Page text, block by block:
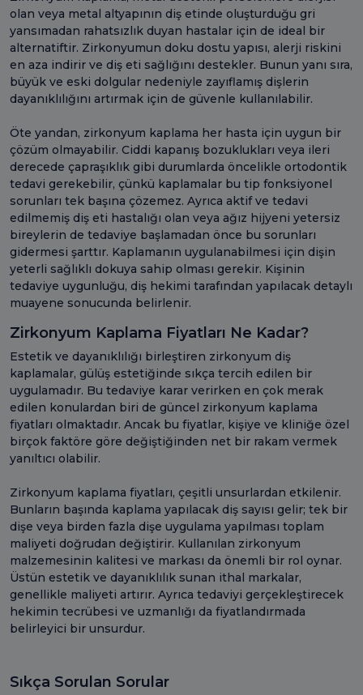
olan veya metal altyapının diş etinde oluşturduğu gri
yansımadan rahatsızlık duyan hastalar için de ideal bir
alternatiftir. Zirkonyumun doku dostu yapısı, alerji riskini
en aza indirir ve diş eti sağlığını destekler. Bunun yanı sıra,
büyük ve eski dolgular nedeniyle zayıflamış dişlerin
dayanıklılığını artırmak için de güvenle kullanılabilir.
Öte yandan, zirkonyum kaplama her hasta için uygun bir
çözüm olmayabilir. Ciddi kapanış bozuklukları veya ileri
derecede çapraşıklık gibi durumlarda öncelikle ortodontik
tedavi gerekebilir, çünkü kaplamalar bu tip fonksiyonel
sorunları tek başına çözemez. Ayrıca aktif ve tedavi
edilmemiş diş eti hastalığı olan veya ağız hijyeni yetersiz
bireylerin de tedaviye başlamadan önce bu sorunları
gidermesi şarttır. Kaplamanın uygulanabilmesi için dişin
yeterli sağlıklı dokuya sahip olması gerekir. Kişinin
tedaviye uygunluğu, diş hekimi tarafından yapılacak detaylı
muayene sonucunda belirlenir.
Zirkonyum Kaplama Fiyatları Ne Kadar?
Estetik ve dayanıklılığı birleştiren zirkonyum diş
kaplamalar, gülüş estetiğinde sıkça tercih edilen bir
uygulamadır. Bu tedaviye karar verirken en çok merak
edilen konulardan biri de güncel zirkonyum kaplama
fiyatları olmaktadır. Ancak bu fiyatlar, kişiye ve kliniğe özel
birçok faktöre göre değiştiğinden net bir rakam vermek
yanıltıcı olabilir.
Zirkonyum kaplama fiyatları, çeşitli unsurlardan etkilenir.
Bunların başında kaplama yapılacak diş sayısı gelir; tek bir
dişe veya birden fazla dişe uygulama yapılması toplam
maliyeti doğrudan değiştirir. Kullanılan zirkonyum
malzemesinin kalitesi ve markası da önemli bir rol oynar.
Üstün estetik ve dayanıklılık sunan ithal markalar,
genellikle maliyeti artırır. Ayrıca tedaviyi gerçekleştirecek
hekimin tecrübesi ve uzmanlığı da fiyatlandırmada
belirleyici bir unsurdur.
Sıkça Sorulan Sorular